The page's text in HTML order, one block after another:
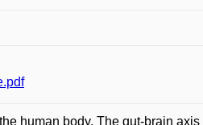
human body. The gut-brain axis